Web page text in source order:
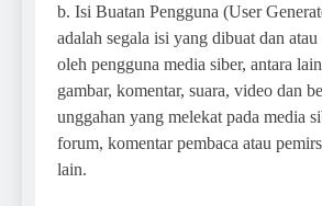
b. Isi Buatan Pengguna (User
adalah segala isi yang dibuat dan
oleh pengguna media siber, antara
gambar, komentar, suara, video dan
unggahan yang melekat pada media
forum, komentar pembaca atau
lain.